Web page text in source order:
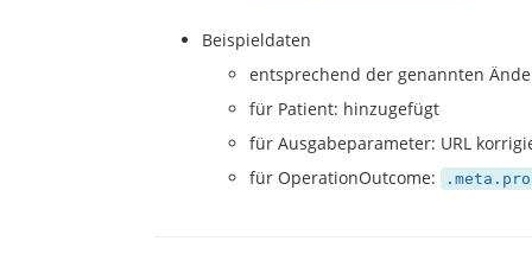
Beispieldaten
entsprechend der genannten
für Patient: hinzugefügt
für Ausgabeparameter: URL
für OperationOutcome: